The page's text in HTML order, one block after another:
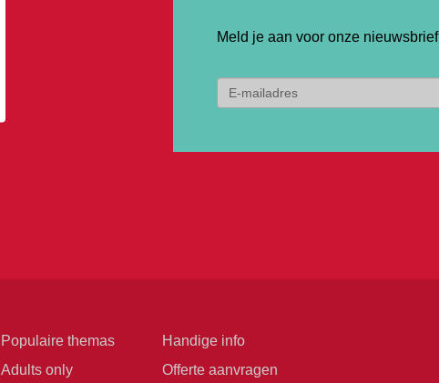
Meld je aan voor onze nieuwsbrief
Populaire themas
Adults only
Handige info
Offerte aanvragen